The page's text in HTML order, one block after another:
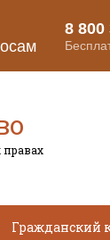
правах
Гражданский